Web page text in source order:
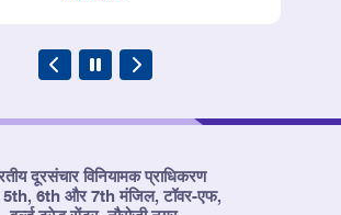
दूरसंचार विनियामक प्राधिकरण
6th और 7th मंजिल, टॉवर-एफ,